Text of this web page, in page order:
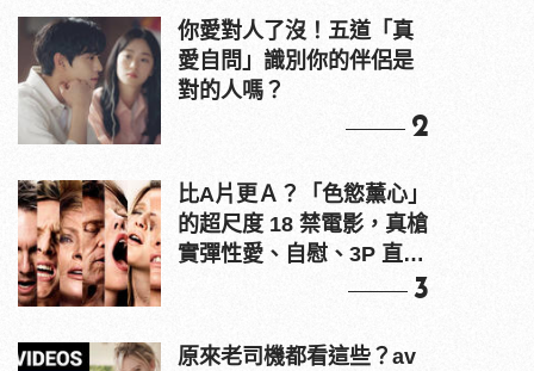
你愛對人了沒！五道「真
愛自問」識別你的伴侶是
對的人嗎？
2
比A片更Ａ？「色慾薰心」
的超尺度 18 禁電影，真槍
實彈性愛、自慰、3P 直接
3
原來老司機都看這些？av